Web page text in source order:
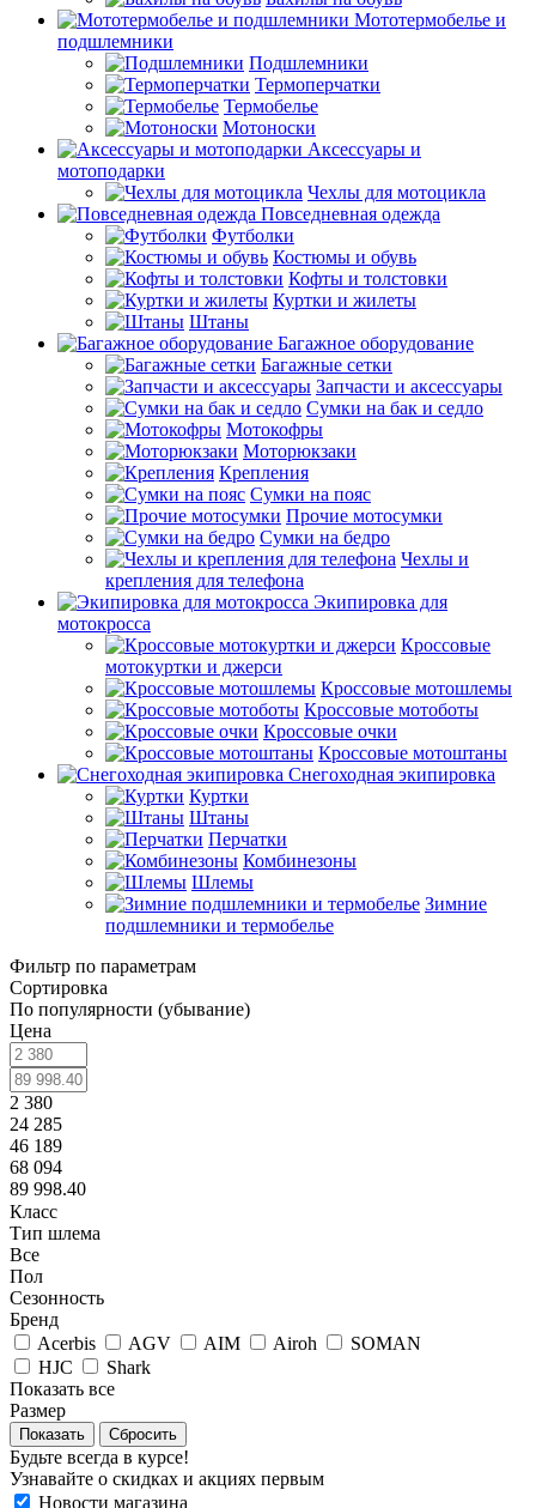
Мототермобелье и
подшлемники
Подшлемники
Термоперчатки
Термобелье
Мотоноски
Аксессуары и
мотоподарки
Чехлы для мотоцикла
Повседневная одежда
Футболки
Костюмы и обувь
Кофты и толстовки
Куртки и жилеты
Штаны
Багажное оборудование
Багажные сетки
Запчасти и аксессуары
Сумки на бак и седло
Мотокофры
Моторюкзаки
Крепления
Сумки на пояс
Прочие мотосумки
Сумки на бедро
Чехлы и
крепления для телефона
Экипировка для
мотокросса
Кроссовые
мотокуртки и джерси
Кроссовые мотошлемы
Кроссовые мотоботы
Кроссовые очки
Кроссовые мотоштаны
Снегоходная экипировка
Куртки
Штаны
Перчатки
Комбинезоны
Шлемы
Зимние
подшлемники и термобелье
Фильтр по параметрам
Сортировка
По популярности (убывание)
Цена
2 380
24 285
46 189
68 094
89 998.40
Класс
Тип шлема
Все
Пол
Сезонность
Бренд
Acerbis
AGV AIM Airoh
SOMAN
HJC
Shark
Показать все
Размер
Сбросить
Будьте всегда в курсе!
Узнавайте о скидках и акциях первым
Новости магазина